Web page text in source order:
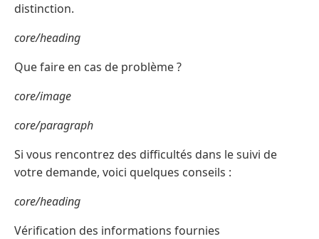
distinction.
core/heading
Que faire en cas de problème ?
core/image
core/paragraph
Si vous rencontrez des difficultés dans le suivi de
votre demande, voici quelques conseils :
core/heading
Vérification des informations fournies